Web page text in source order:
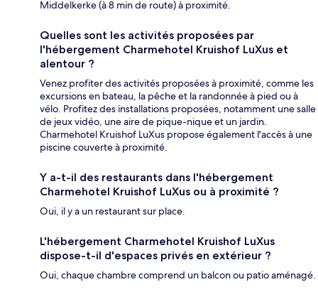
Middelkerke (à 8 min de route) à proximité.
Quelles sont les activités proposées par
l'hébergement Charmehotel Kruishof LuXus et
alentour ?
Venez profiter des activités proposées à proximité, comme les
excursions en bateau, la pêche et la randonnée à pied ou à
vélo. Profitez des installations proposées, notamment une salle
de jeux vidéo, une aire de pique-nique et un jardin.
Charmehotel Kruishof LuXus propose également l'accès à une
piscine couverte à proximité.
Y a-t-il des restaurants dans l'hébergement
Charmehotel Kruishof LuXus ou à proximité ?
Oui, il y a un restaurant sur place.
L'hébergement Charmehotel Kruishof LuXus
dispose-t-il d'espaces privés en extérieur ?
Oui, chaque chambre comprend un balcon ou patio aménagé.